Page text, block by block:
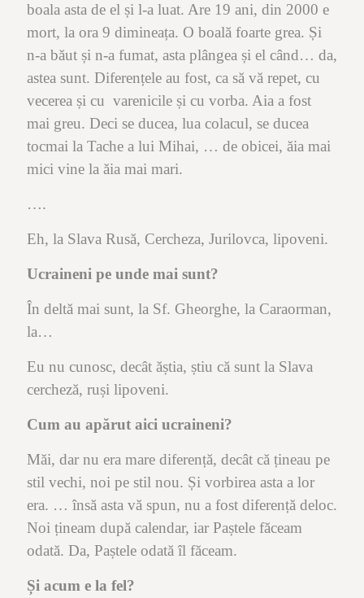
boala asta de el și l-a luat. Are 19 ani, din 2000 e
mort, la ora 9 dimineața. O boală foarte grea. Și
n-a băut și n-a fumat, asta plângea și el când… da,
astea sunt. Diferențele au fost, ca să vă repet, cu
vecerea și cu varenicile și cu vorba. Aia a fost
mai greu. Deci se ducea, lua colacul, se ducea
tocmai la Tache a lui Mihai, … de obicei, ăia mai
mici vine la ăia mai mari.
….
Eh, la Slava Rusă, Cercheza, Jurilovca, lipoveni.
Ucraineni pe unde mai sunt?
În deltă mai sunt, la Sf. Gheorghe, la Caraorman,
la…
Eu nu cunosc, decât ăștia, știu că sunt la Slava
cercheză, ruși lipoveni.
Cum au apărut aici ucraineni?
Măi, dar nu era mare diferență, decât că țineau pe
stil vechi, noi pe stil nou. Și vorbirea asta a lor
era. … însă asta vă spun, nu a fost diferență deloc.
Noi țineam după calendar, iar Paștele făceam
odată. Da, Paștele odată îl făceam.
Și acum e la fel?